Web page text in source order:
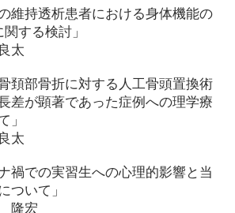
維持透析患者における身体機能の
する検討」
太
頚部骨折に対する人工骨頭置換術
差が顕著であった症例への理学療
」
太
禍での実習生への心理的影響と当
ついて」
隆宏